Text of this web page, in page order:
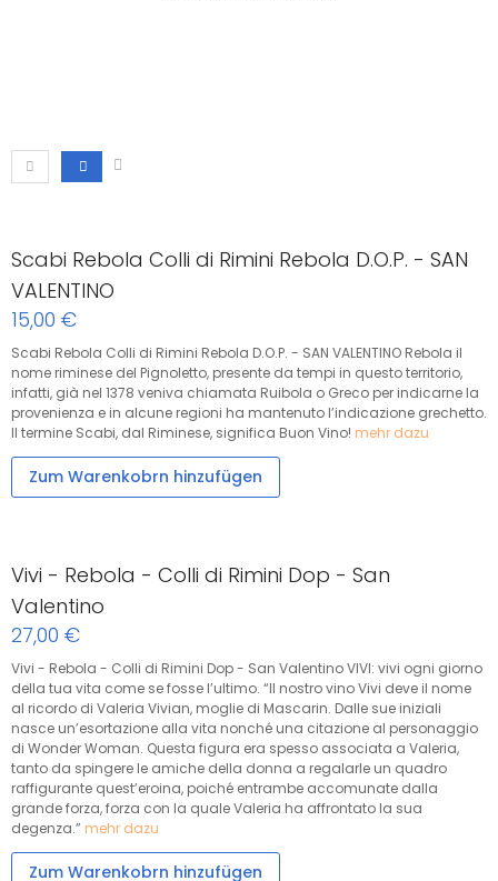
Scabi Rebola Colli di Rimini Rebola D.O.P. - SAN
VALENTINO
15,00 €
Scabi Rebola Colli di Rimini Rebola D.O.P. - SAN VALENTINO Rebola il
nome riminese del Pignoletto, presente da tempi in questo territorio,
infatti, già nel 1378 veniva chiamata Ruibola o Greco per indicarne la
provenienza e in alcune regioni ha mantenuto l’indicazione grechetto.
Il termine Scabi, dal Riminese, significa Buon Vino! mehr dazu
Zum Warenkobrn hinzufügen
Vivi - Rebola - Colli di Rimini Dop - San
Valentino
27,00 €
Vivi - Rebola - Colli di Rimini Dop - San Valentino VIVI: vivi ogni giorno
della tua vita come se fosse l’ultimo. “Il nostro vino Vivi deve il nome
al ricordo di Valeria Vivian, moglie di Mascarin. Dalle sue iniziali
nasce un’esortazione alla vita nonché una citazione al personaggio
di Wonder Woman. Questa figura era spesso associata a Valeria,
tanto da spingere le amiche della donna a regalarle un quadro
raffigurante quest’eroina, poiché entrambe accomunate dalla
grande forza, forza con la quale Valeria ha affrontato la sua
degenza.” mehr dazu
Zum Warenkobrn hinzufügen